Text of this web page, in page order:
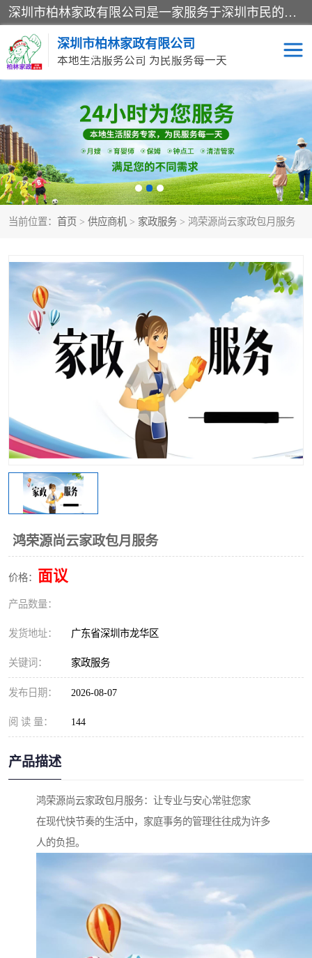
深圳市柏林家政有限公司是一家服务于深圳市民的专业家政公司。致力于为客户提供高质量、多维度的家庭服务，包括养老、母婴、月嫂育婴早教、康复理疗、家电清洗和保洁等方面的专业服务。
深圳市柏林家政有限公司
本地生活服务公司 为民服务每一天
当前位置： 首页 > 供应商机 > 家政服务 > 鸿荣源尚云家政包月服务
鸿荣源尚云家政包月服务
价格： 面议
产品数量：
发货地址： 广东省深圳市龙华区
关键词： 家政服务
发布日期： 2026-08-07
阅 读 量： 144
产品描述
鸿荣源尚云家政包月服务：让专业与安心常驻您家
在现代快节奏的生活中，家庭事务的管理往往成为许多
人的负担。
家居保洁 护工月嫂
家庭保姆 家政服务